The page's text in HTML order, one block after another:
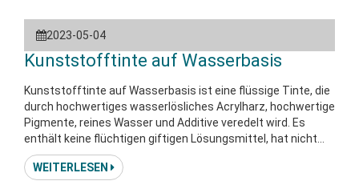
2023-05-04
Kunststofftinte auf Wasserbasis
Kunststofftinte auf Wasserbasis ist eine flüssige Tinte, die
durch hochwertiges wasserlösliches Acrylharz, hochwertige
Pigmente, reines Wasser und Additive veredelt wird. Es
enthält keine flüchtigen giftigen Lösungsmittel, hat nicht
nur eine gute Druckwirkung auf Kunststofffolien, eine starke
Haftechtheit und ist nicht brennbar, nicht explosiv, ungiftig,
WEITERLESEN